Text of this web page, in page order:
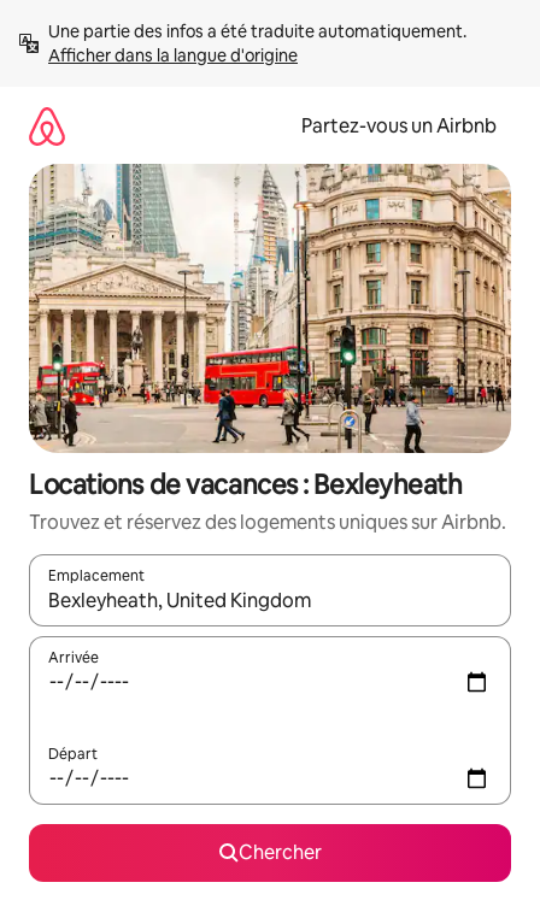
directement
Afficher dans la langue d'origine
Partez-vous un Airbnb
Locations de vacances : Bexleyheath
Trouvez et réservez des logements uniques sur Airbnb.
Emplacement
Quand les résultats sont affichés, parcourez-les en utilisant
Arrivée
Départ
Chercher